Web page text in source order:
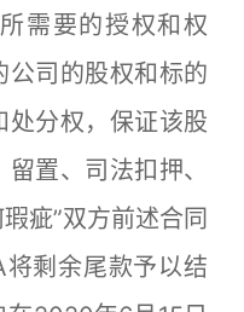
需要的授权和权
公司的股权和标的
处分权，保证该股
置、司法扣押、
疵”双方前述合同
剩余尾款予以结